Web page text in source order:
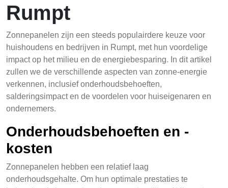
Rumpt
Zonnepanelen zijn een steeds populairdere keuze voor
huishoudens en bedrijven in Rumpt, met hun voordelige
impact op het milieu en de energiebesparing. In dit artikel
zullen we de verschillende aspecten van zonne-energie
verkennen, inclusief onderhoudsbehoeften,
salderingsimpact en de voordelen voor huiseigenaren en
ondernemers.
Onderhoudsbehoeften en -
kosten
Zonnepanelen hebben een relatief laag
onderhoudsgehalte. Om hun optimale prestaties te